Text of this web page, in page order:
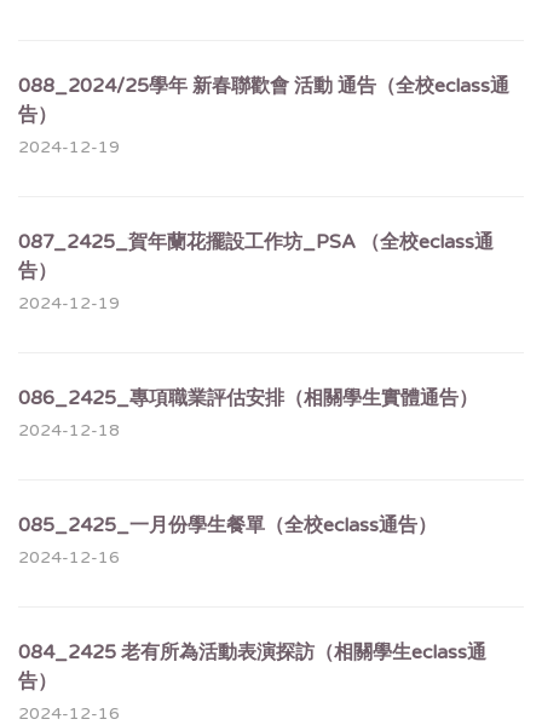
088_2024/25學年 新春聯歡會 活動 通告（全校eclass通
告）
2024-12-19
087_2425_賀年蘭花擺設工作坊_PSA （全校eclass通
告）
2024-12-19
086_2425_專項職業評估安排（相關學生實體通告）
2024-12-18
085_2425_一月份學生餐單（全校eclass通告）
2024-12-16
084_2425 老有所為活動表演探訪（相關學生eclass通
告）
2024-12-16